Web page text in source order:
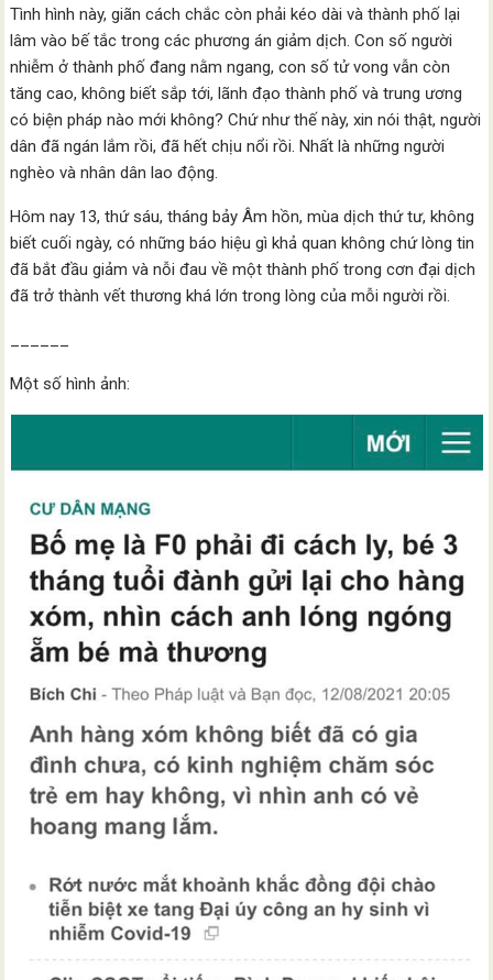
Tình hình này, giãn cách chắc còn phải kéo dài và thành phố lại
lâm vào bế tắc trong các phương án giảm dịch. Con số người
nhiễm ở thành phố đang nằm ngang, con số tử vong vẫn còn
tăng cao, không biết sắp tới, lãnh đạo thành phố và trung ương
có biện pháp nào mới không? Chứ như thế này, xin nói thật, người
dân đã ngán lắm rồi, đã hết chịu nổi rồi. Nhất là những người
nghèo và nhân dân lao động.
Hôm nay 13, thứ sáu, tháng bảy Âm hồn, mùa dịch thứ tư, không
biết cuối ngày, có những báo hiệu gì khả quan không chứ lòng tin
đã bắt đầu giảm và nỗi đau về một thành phố trong cơn đại dịch
đã trở thành vết thương khá lớn trong lòng của mỗi người rồi.
Một số hình ảnh: